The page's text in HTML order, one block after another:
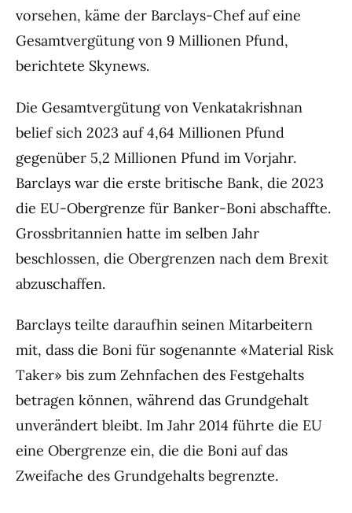
vorsehen, käme der Barclays-Chef auf eine
Gesamtvergütung von 9 Millionen Pfund,
berichtete Skynews.
Die Gesamtvergütung von Venkatakrishnan
belief sich 2023 auf 4,64 Millionen Pfund
gegenüber 5,2 Millionen Pfund im Vorjahr.
Barclays war die erste britische Bank, die 2023
die EU-Obergrenze für Banker-Boni abschaffte.
Grossbritannien hatte im selben Jahr
beschlossen, die Obergrenzen nach dem Brexit
abzuschaffen.
Barclays teilte daraufhin seinen Mitarbeitern
mit, dass die Boni für sogenannte «Material Risk
Taker» bis zum Zehnfachen des Festgehalts
betragen können, während das Grundgehalt
unverändert bleibt. Im Jahr 2014 führte die EU
eine Obergrenze ein, die die Boni auf das
Zweifache des Grundgehalts begrenzte.